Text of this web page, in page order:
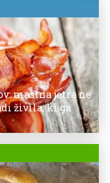
mastna jetra ne
živila, ki ga